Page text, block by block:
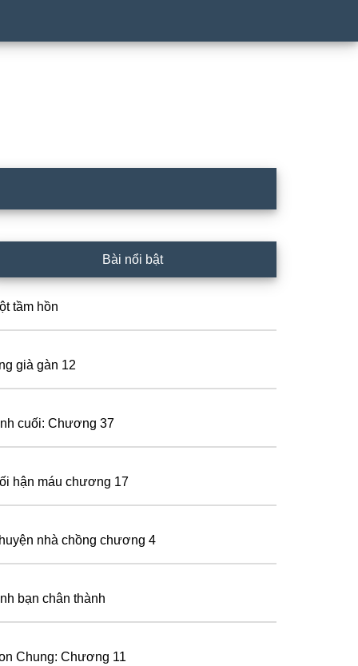
Bài nổi bật
tầm hồn
già gàn 12
cuối: Chương 37
hận máu chương 17
nhà chồng chương 4
bạn chân thành
Chung: Chương 11